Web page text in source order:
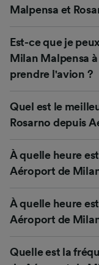
Malpensa et
Est-ce que je
Milan Malpensa
prendre l'avion ?
Quel est le
Rosarno depuis
À quelle heure
Aéroport de
À quelle heure
Aéroport de
Quelle est la